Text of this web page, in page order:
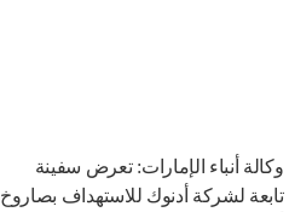
وكالة أنباء الإمارات: تعرض سفينة
تابعة لشركة أدنوك للاستهداف بصاروخ